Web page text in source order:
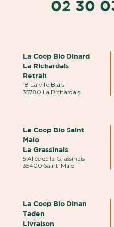
02 30
La Coop Bio Dinard
La Richardais
Retrait
18 La ville Biais
35780 La Richardais
La Coop Bio Saint
Malo
La Grassinais
5 Allée de la Grassinais
35400 Saint-Malo
La Coop Bio Dinan
Taden
Livraison